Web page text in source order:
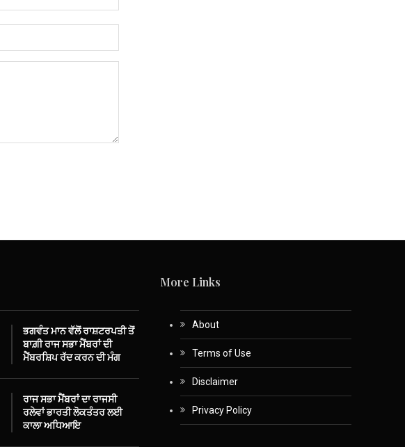
ਭਗਵੰਤ ਮਾਨ ਵੱਲੋਂ ਰਾਸ਼ਟਰਪਤੀ ਤੋਂ
ਬਾਗ਼ੀ ਰਾਜ ਸਭਾ ਮੈਂਬਰਾਂ ਦੀ
ਮੈਂਬਰਸ਼ਿਪ ਰੱਦ ਕਰਨ ਦੀ ਮੰਗ
ਰਾਜ ਸਭਾ ਮੈਂਬਰਾਂ ਦਾ ਰਾਜਸੀ
ਰਲੇਵਾਂ ਭਾਰਤੀ ਲੋਕਤੰਤਰ ਲਈ
ਕਾਲਾ ਅਧਿਆਇ
More Links
About
Terms of Use
Disclaimer
Privacy Policy